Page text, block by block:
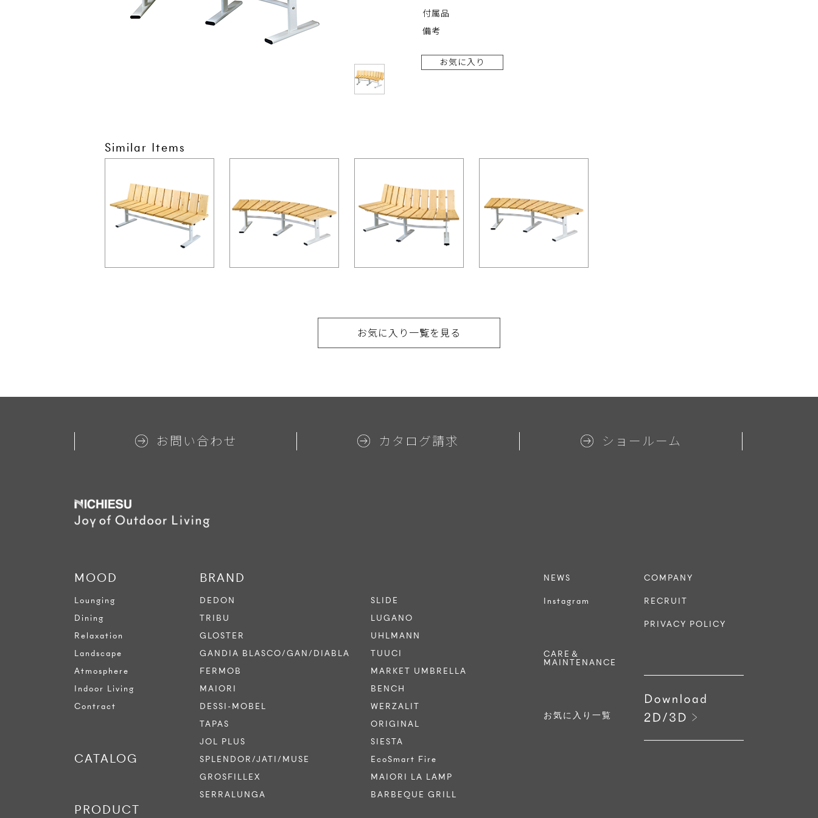
付属品
備考
お気に入り
Similar Items
お気に入り一覧を見る
お問い合わせ カタログ請求 ショールーム
MOOD
Lounging
Dining
Relaxation
Landscape
Atmosphere
Indoor Living
Contract
CATALOG
PRODUCT
BRAND
DEDON
TRIBU
GLOSTER
GANDIA BLASCO/GAN/DIABLA
FERMOB
MAIORI
DESSI-MOBEL
TAPAS
JOL PLUS
SPLENDOR/JATI/MUSE
GROSFILLEX
SERRALUNGA
SLIDE
LUGANO
UHLMANN
TUUCI
MARKET UMBRELLA
BENCH
WERZALIT
ORIGINAL
SIESTA
EcoSmart Fire
MAIORI LA LAMP
BARBEQUE GRILL
NEWS
Instagram
CARE＆
MAINTENANCE
お気に入り一覧
COMPANY
RECRUIT
PRIVACY POLICY